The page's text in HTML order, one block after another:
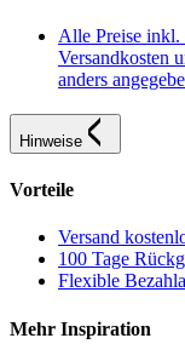
Alle Preise inkl.
Versandkosten
anders
Hinweise
Vorteile
Versand
100 Tage
Flexible
Mehr Inspiration